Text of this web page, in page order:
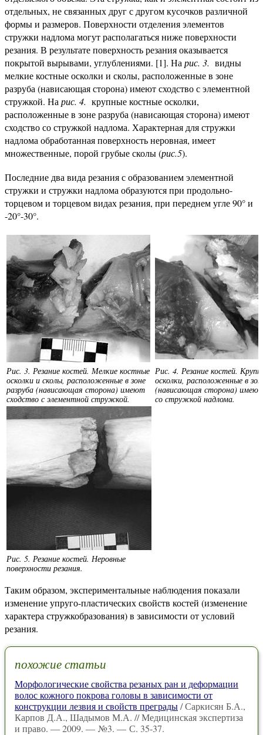
отдельных, не связанных друг с другом кусочков различной
формы и размеров. Поверхности отделения элементов
стружки надлома могут располагаться ниже поверхности
резания. В результате поверхность резания оказывается
покрытой вырывами, углублениями. [1]. Нарис. 3. видны
мелкие костные осколки и сколы, расположенные в зоне
разруба (нависающая сторона) имеют сходство с элементной
стружкой. Нарис. 4. крупные костные осколки,
расположенные в зоне разруба (нависающая сторона) имеют
сходство со стружкой надлома. Характерная для стружки
надлома обработанная поверхность неровная, имеет
множественные, порой грубые сколы (рис.5).
Последние два вида резания с образованием элементной
стружки и стружки надлома образуются при продольно-
торцевом и торцевом видах резания, при переднем угле 90° и
-20°-30°.
Рис. 3. Резание костей. Мелкие костные
осколки и сколы, расположенные в зоне
разруба (нависающая сторона) имеют
сходство с элементной стружкой.
Рис. 4. Резание костей.
осколки, расположенные в
(нависающая сторона)
со стружкой надлома.
Рис. 5. Резание костей. Неровные
поверхности резания.
Таким образом, экспериментальные наблюдения показали
изменение упруго-пластических свойств костей (изменение
характера стружкобразования) в зависимости от условий
резания.
похожие статьи
Морфологические свойства резаных ран и деформации
волос кожного покрова головы в зависимости от
конструкции лезвия и свойств преграды/ Саркисян Б.А.,
Карпов Д.А., Шадымов М.А. // Медицинская экспертиза
и право. — 2009. — №3. — С. 35-37.